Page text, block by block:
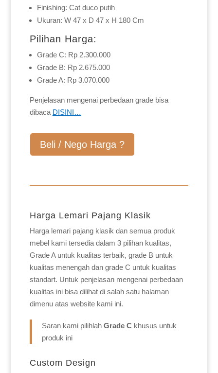
Finishing: Cat duco putih
Ukuran: W 47 x D 47 x H 180 Cm
Pilihan Harga:
Grade C: Rp 2.300.000
Grade B: Rp 2.675.000
Grade A: Rp 3.070.000
Penjelasan mengenai perbedaan grade bisa
dibaca DISINI…
Beli / Nego Harga ?
Harga Lemari Pajang Klasik
Harga lemari pajang klasik dan semua produk
mebel kami tersedia dalam 3 pilihan kualitas,
Grade A untuk kualitas terbaik, grade B untuk
kualitas menengah dan grade C untuk kualitas
standart. Untuk penjelasan mengenai perbedaan
kualitas ini bisa dilihat di salah satu halaman
dimenu atas website kami ini.
Saran kami pilihlah Grade C khusus untuk
produk ini
Custom Design